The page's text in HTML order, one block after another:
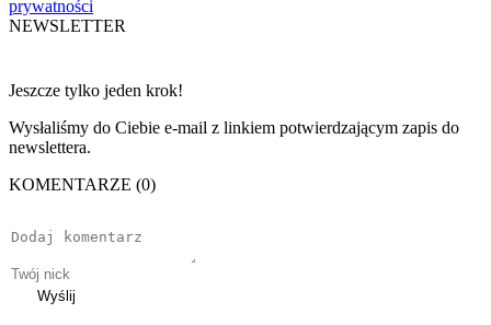
prywatności
NEWSLETTER
Jeszcze tylko jeden krok!
Wysłaliśmy do Ciebie e-mail z linkiem potwierdzającym zapis do
newslettera.
KOMENTARZE (0)
Wyślij